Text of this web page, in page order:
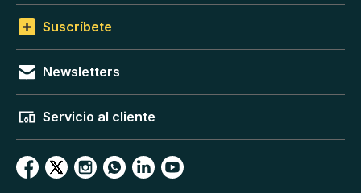
Suscríbete
Newsletters
Servicio al cliente